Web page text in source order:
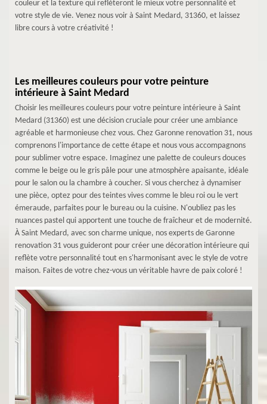
couleur et la texture qui refléteront le mieux votre personnalité et
votre style de vie. Venez nous voir à Saint Medard, 31360, et laissez
libre cours à votre créativité !
Les meilleures couleurs pour votre peinture
intérieure à Saint Medard
Choisir les meilleures couleurs pour votre peinture intérieure à Saint
Medard (31360) est une décision cruciale pour créer une ambiance
agréable et harmonieuse chez vous. Chez Garonne renovation 31, nous
comprenons l'importance de cette étape et nous vous accompagnons
pour sublimer votre espace. Imaginez une palette de couleurs douces
comme le beige ou le gris pâle pour une atmosphère apaisante, idéale
pour le salon ou la chambre à coucher. Si vous cherchez à dynamiser
une pièce, optez pour des teintes vives comme le bleu roi ou le vert
émeraude, parfaites pour le bureau ou la cuisine. N'oubliez pas les
nuances pastel qui apportent une touche de fraîcheur et de modernité.
À Saint Medard, avec son charme unique, nos experts de Garonne
renovation 31 vous guideront pour créer une décoration intérieure qui
reflète votre personnalité tout en s'harmonisant avec le style de votre
maison. Faites de votre chez-vous un véritable havre de paix coloré !